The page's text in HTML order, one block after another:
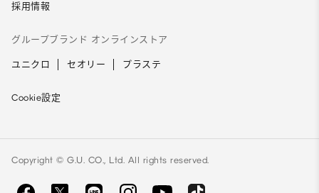
採用情報
グループブランド オンラインストア
ユニクロ セオリー プラステ
Cookie設定
Copyright © G.U. CO., Ltd. All rights reserved.